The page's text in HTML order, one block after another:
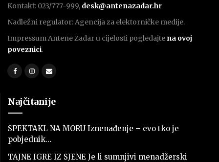
Kontakt: 023/777-999, desk@antenazadar.hr
Nadležni regulator: Agencija za elektorničke medije.
Impressum Antene Zadar u cijelosti pogledajte na ovoj
poveznici.
Najčitanije
SPEKTAKL NA MORU Iznenađenje – evo tko je
pobjednik…
TAJNE IGRE IZ SJENE Je li sumnjivi menadžerski